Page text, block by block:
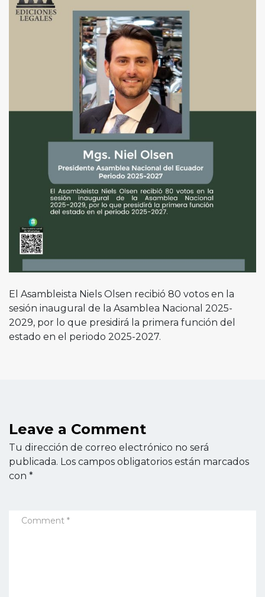
El Asambleista Niels Olsen recibió 80 votos en la
sesión inaugural de la Asamblea Nacional 2025-
2029, por lo que presidirá la primera función del
estado en el periodo 2025-2027.
Leave a Comment
Tu dirección de correo electrónico no será
publicada. Los campos obligatorios están marcados
con *